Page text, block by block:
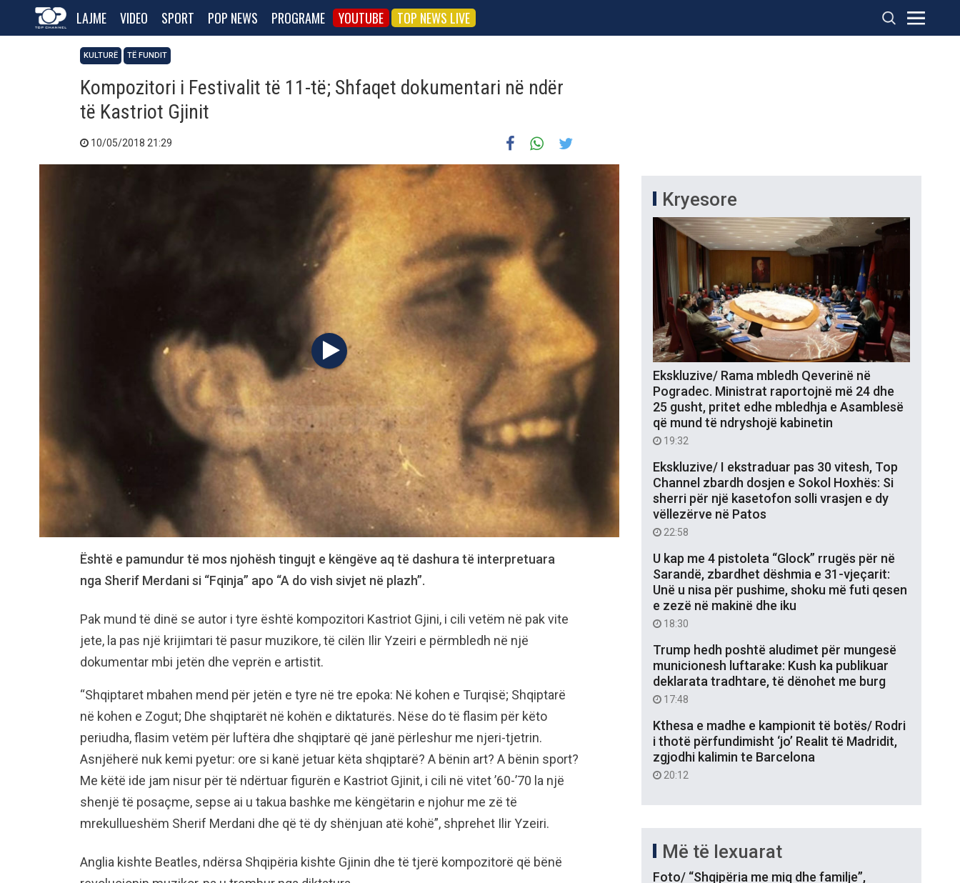
LAJME VIDEO SPORT POP NEWS PROGRAME YOUTUBE TOP NEWS LIVE
KULTURË TË FUNDIT
Kompozitori i Festivalit të 11-të; Shfaqet dokumentari në ndër
të Kastriot Gjinit
10/05/2018 21:29
Është e pamundur të mos njohësh tingujt e këngëve aq të dashura të interpretuara
nga Sherif Merdani si “Fqinja” apo “A do vish sivjet në plazh”.
Pak mund të dinë se autor i tyre është kompozitori Kastriot Gjini, i cili vetëm në pak vite
jete, la pas një krijimtari të pasur muzikore, të cilën Ilir Yzeiri e përmbledh në një
dokumentar mbi jetën dhe veprën e artistit.
“Shqiptaret mbahen mend për jetën e tyre në tre epoka: Në kohen e Turqisë; Shqiptarë
në kohen e Zogut; Dhe shqiptarët në kohën e diktaturës. Nëse do të flasim për këto
periudha, flasim vetëm për luftëra dhe shqiptarë që janë përleshur me njeri-tjetrin.
Asnjëherë nuk kemi pyetur: ore si kanë jetuar këta shqiptarë? A bënin art? A bënin sport?
Me këtë ide jam nisur për të ndërtuar figurën e Kastriot Gjinit, i cili në vitet ’60-’70 la një
shenjë të posaçme, sepse ai u takua bashke me këngëtarin e njohur me zë të
mrekullueshëm Sherif Merdani dhe që të dy shënjuan atë kohë”, shprehet Ilir Yzeiri.
Anglia kishte Beatles, ndërsa Shqipëria kishte Gjinin dhe të tjerë kompozitorë që bënë
Kryesore
Ekskluzive/ Rama mbledh Qeverinë në
Pogradec. Ministrat raportojnë më 24 dhe
25 gusht, pritet edhe mbledhja e Asamblesë
që mund të ndryshojë kabinetin
19:32
Ekskluzive/ I ekstraduar pas 30 vitesh, Top
Channel zbardh dosjen e Sokol Hoxhës: Si
sherri për një kasetofon solli vrasjen e dy
vëllezërve në Patos
22:58
U kap me 4 pistoleta “Glock” rrugës për në
Sarandë, zbardhet dëshmia e 31-vjeçarit:
Unë u nisa për pushime, shoku më futi qesen
e zezë në makinë dhe iku
18:30
Trump hedh poshtë aludimet për mungesë
municionesh luftarake: Kush ka publikuar
deklarata tradhtare, të dënohet me burg
17:48
Kthesa e madhe e kampionit të botës/ Rodri
i thotë përfundimisht ‘jo’ Realit të Madridit,
zgjodhi kalimin te Barcelona
20:12
Më të lexuarat
Foto/ “Shqipëria me miq dhe familje”,